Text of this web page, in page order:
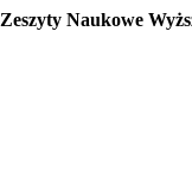
Zeszyty Naukowe